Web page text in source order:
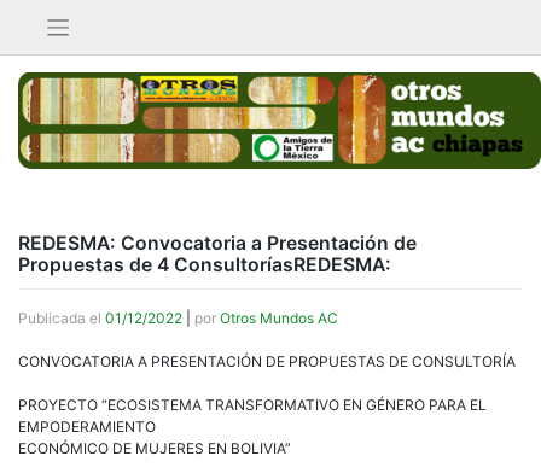
contenido
REDESMA: Convocatoria a Presentación de
Propuestas de 4 ConsultoríasREDESMA:
Publicada el 01/12/2022 por Otros Mundos AC
CONVOCATORIA A PRESENTACIÓN DE PROPUESTAS DE CONSULTORÍA
PROYECTO “ECOSISTEMA TRANSFORMATIVO EN GÉNERO PARA EL
EMPODERAMIENTO
ECONÓMICO DE MUJERES EN BOLIVIA”